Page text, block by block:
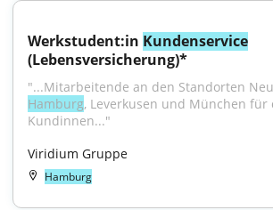
Werkstudent:in Kundenservice
(Lebensversicherung)*
Hamburg, Leverkusen und München für
Kundinnen..."
Viridium Gruppe
Hamburg